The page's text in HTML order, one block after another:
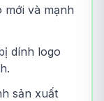
mới và mạnh
dính logo
sản xuất